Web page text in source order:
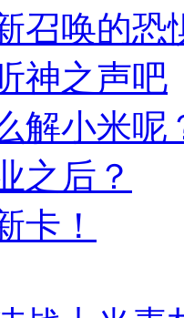
召唤的恐
神之声吧
解小米呢
之后？
卡！